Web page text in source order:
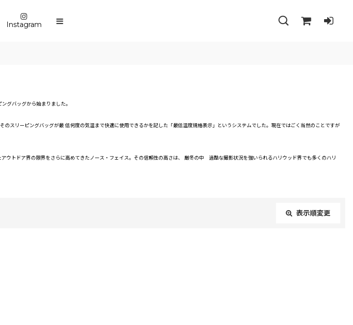
Instagram
グバッグから始まりました。
スリーピングバッグが最 低何度の気温まで快適に使用できるかを記した「最低温度規格表示」というシステムでした。現在ではごく当然のことですが
トドア界の限界をさらに高めてきたノース・フェイス。その信頼性の高さは、 厳冬の中 過酷な撮影状況を強いられるハリウッド界でも多くのハリ
表示順変更